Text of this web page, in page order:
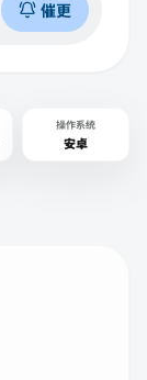
催更
操作系统
安卓